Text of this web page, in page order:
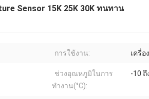
Sensor 15K 25K 30K ทนทาน
การใช้งาน: เครื่อ
ช่วงอุณหภูมิในการ
ทำงาน(°C):
-10 ถึ